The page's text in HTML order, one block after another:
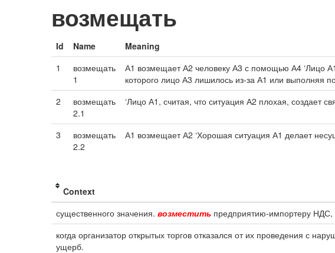
возмещать
Id Name Meaning
1
возмещать
1
А1 возмещает А2 человеку А3 с помощью А4 ‘Лицо
которого лицо А3 лишилось из-за А1 или выполняя
2
возмещать
2.1
‘Лицо А1, считая, что ситуация А2 плохая, создает
3
возмещать
2.2
А1 возмещает А2 ‘Хорошая ситуация А1 делает
Context
существенного значения. возместить предприятию-импортеру НДС,
когда организатор открытых торгов отказался от их проведения с
ущерб.